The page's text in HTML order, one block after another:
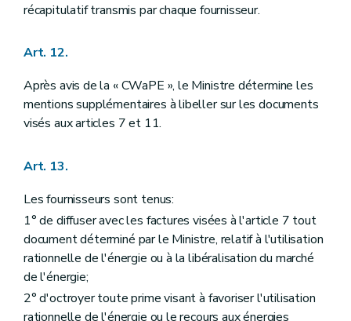
récapitulatif transmis par chaque fournisseur.
Art. 12.
Après avis de la « CWaPE », le Ministre détermine les
mentions supplémentaires à libeller sur les documents
visés aux articles 7 et 11.
Art. 13.
Les fournisseurs sont tenus:
1° de diffuser avec les factures visées à l'article 7 tout
document déterminé par le Ministre, relatif à l'utilisation
rationnelle de l'énergie ou à la libéralisation du marché
de l'énergie;
2° d'octroyer toute prime visant à favoriser l'utilisation
rationnelle de l'énergie ou le recours aux énergies